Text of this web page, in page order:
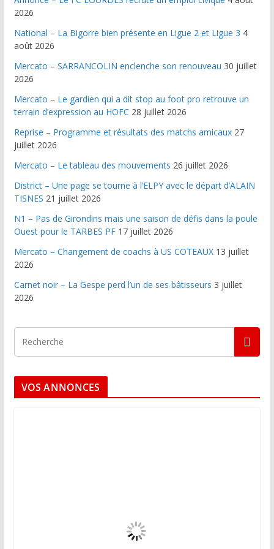
2026
National – La Bigorre bien présente en Ligue 2 et Ligue 3 4
août 2026
Mercato – SARRANCOLIN enclenche son renouveau 30 juillet
2026
Mercato – Le gardien qui a dit stop au foot pro retrouve un
terrain d’expression au HOFC 28 juillet 2026
Reprise – Programme et résultats des matchs amicaux 27
juillet 2026
Mercato – Le tableau des mouvements 26 juillet 2026
District – Une page se tourne à l’ELPY avec le départ d’ALAIN
TISNES 21 juillet 2026
N1 – Pas de Girondins mais une saison de défis dans la poule
Ouest pour le TARBES PF 17 juillet 2026
Mercato – Changement de coachs à US COTEAUX 13 juillet
2026
Carnet noir – La Gespe perd l’un de ses bâtisseurs 3 juillet
2026
VOS ANNONCES